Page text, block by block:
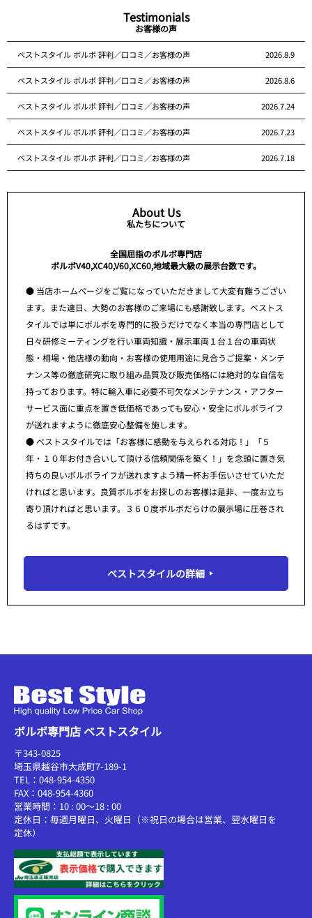
Testimonials
お客様の声
ベストスタイル ボルボ 評判／口コミ／お客様の声 2026.8.9
ベストスタイル ボルボ 評判／口コミ／お客様の声 2026.8.6
ベストスタイル ボルボ 評判／口コミ／お客様の声 2026.7.24
ベストスタイル ボルボ 評判／口コミ／お客様の声 2026.7.23
ベストスタイル ボルボ 評判／口コミ／お客様の声 2026.7.18
About Us
私たちについて
全国屈指のボルボ専門店
ボルボV40,XC40,V60,XC60,地域最大級の展示台数です。
● 当店ホームページをご覧になっていただきまして大変有難うござい
ます。また連日、大勢のお客様のご来場にも感謝致します。ベストス
タイルでは単にボルボを専門的に扱うだけでなく本当の専門店として
日々研修ミーティングを行い車両知識・展示車両１台１台の車両状
態・相場・他店様の動向・お客様の使用用途に見合うご提案・メンテ
ナンス等の徹底研究に取り組み品質及び販売価格には絶対的な自信を
持っております。特に輸入車に必要不可欠なメンテナンス・アフター
サービス面に重点を置き低価格であっても安心・安全にボルボライフ
が送れますように徹底安心整備を施します。
● ベストスタイルでは「お客様に感動を与えられる対応！」「５
年・１０年お付き合いして頂ける信頼関係を築く！」を念頭に置き気
持ちの良いボルボライフが送れますよう精一杯お手伝いさせていただ
ければと思います。良質ボルボをお探しのお客様は是非、一度お立ち
寄り頂ければと思います。３６０度ボルボだらけの展示場に圧巻され
るはずです。
ベストスタイルの詳細
ボルボ専門店 ベストスタイル
〒343-0825
埼玉県越谷市大成町7-189-1
TEL：048-954-4350
FAX：048-954-4360
営業時間：10 : 00～18 : 00
定休日：毎週月曜日、火曜日（※祝日の場合は営業、翌水曜日を
定休）